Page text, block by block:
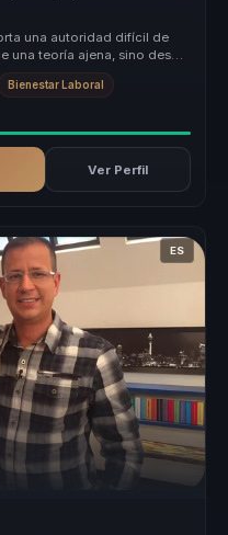
una autoridad difícil de
una teoría ajena, sino desde
Bienestar Laboral
Ver Perfil
ES